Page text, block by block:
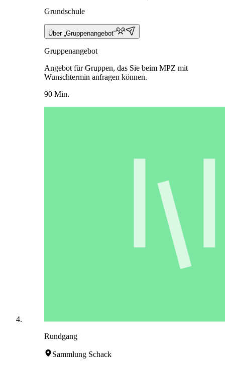
Grundschule
Über „Gruppenangebot“
Gruppenangebot
Angebot für Gruppen, das Sie beim MPZ mit
Wunschtermin anfragen können.
90 Min.
Rundgang
Sammlung Schack